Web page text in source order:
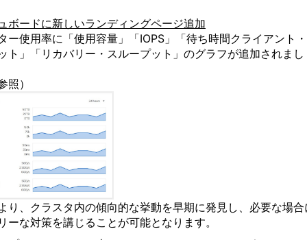
ボードに新しいランディングページ追加
ー使用率に「使用容量」「IOPS」「待ち時間クライアント
ト」「リカバリー・スループット」のグラフが追加されまし
照）
り、クラスタ内の傾向的な挙動を早期に発見し、必要な場合
ーな対策を講じることが可能となります。